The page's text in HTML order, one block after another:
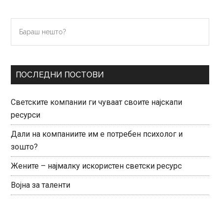
за
Primary
Sidebar
нешто?
ПОСЛЕДНИ ПОСТОВИ
Светските компании ги чуваат своите најскапи
ресурси
Дали на компаниите им е потребен психолог и
зошто?
Жените – најмалку искористен светски ресурс
Војна за таленти